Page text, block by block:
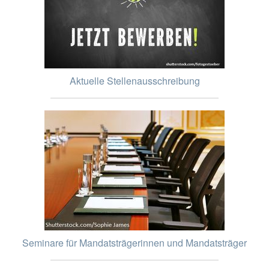
Aktuelle Stellenausschreibung
Seminare für Mandatsträgerinnen und Mandatsträger